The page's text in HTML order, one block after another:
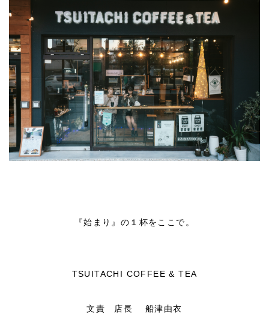
『始まり』の１杯をここで。
TSUITACHI COFFEE & TEA
文責 店長 船津由衣